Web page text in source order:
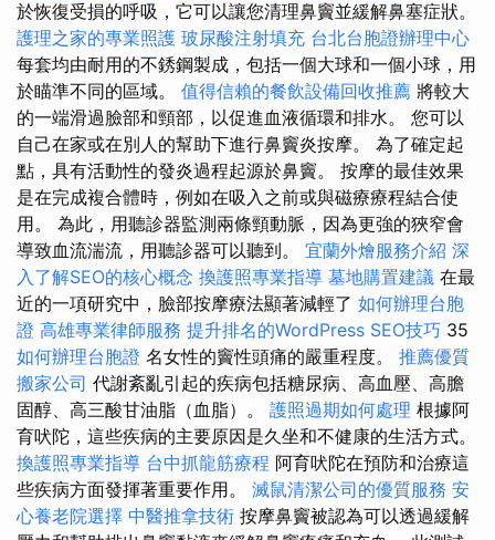
於恢復受損的呼吸，它可以讓您清理鼻竇並緩解鼻塞症狀。
護理之家的專業照護 玻尿酸注射填充 台北台胞證辦理中心
每套均由耐用的不銹鋼製成，包括一個大球和一個小球，用
於瞄準不同的區域。 值得信賴的餐飲設備回收推薦 將較大
的一端滑過臉部和頸部，以促進血液循環和排水。 您可以
自己在家或在別人的幫助下進行鼻竇炎按摩。 為了確定起
點，具有活動性的發炎過程起源於鼻竇。 按摩的最佳效果
是在完成複合體時，例如在吸入之前或與磁療療程結合使
用。 為此，用聽診器監測兩條頸動脈，因為更強的狹窄會
導致血流湍流，用聽診器可以聽到。 宜蘭外燴服務介紹 深
入了解SEO的核心概念 換護照專業指導 墓地購置建議 在最
近的一項研究中，臉部按摩療法顯著減輕了 如何辦理台胞
證 高雄專業律師服務 提升排名的WordPress SEO技巧 35
如何辦理台胞證 名女性的竇性頭痛的嚴重程度。 推薦優質
搬家公司 代謝紊亂引起的疾病包括糖尿病、高血壓、高膽
固醇、高三酸甘油脂（血脂）。 護照過期如何處理 根據阿
育吠陀，這些疾病的主要原因是久坐和不健康的生活方式。
換護照專業指導 台中抓龍筋療程 阿育吠陀在預防和治療這
些疾病方面發揮著重要作用。 滅鼠清潔公司的優質服務 安
心養老院選擇 中醫推拿技術 按摩鼻竇被認為可以透過緩解